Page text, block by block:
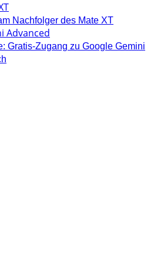
Nachfolger des Mate XT
Gratis-Zugang zu Google Gemini